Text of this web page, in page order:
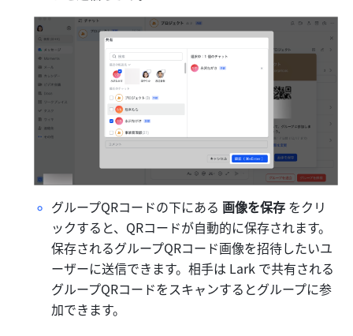
グループQRコードの下にある 画像を保存 をクリ
ックすると、QRコードが自動的に保存されます。
保存されるグループQRコード画像を招待したいユ
ーザーに送信できます。相手は Lark で共有される
グループQRコードをスキャンするとグループに参
加できます。